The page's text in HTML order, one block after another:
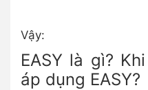
Vậy:
EASY là gì?
áp dụng EASY?